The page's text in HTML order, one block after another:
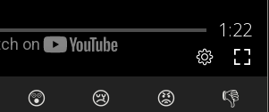
😲 😢 😡 👎